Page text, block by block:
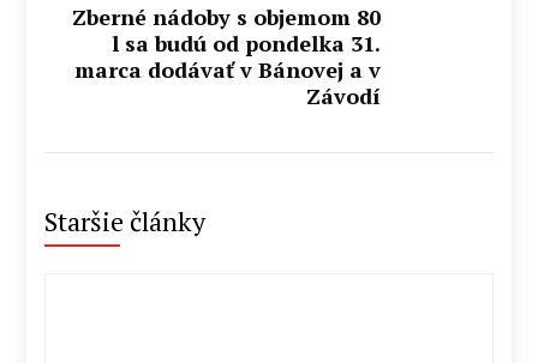
Zberné nádoby s objemom 80
l sa budú od pondelka 31.
marca dodávať v Bánovej a v
Závodí
Staršie články